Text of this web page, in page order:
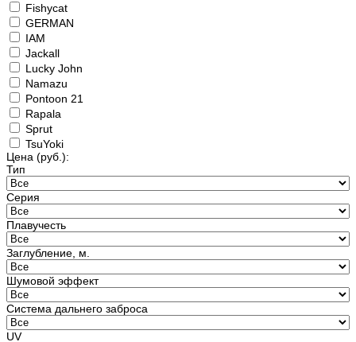
Fishycat
GERMAN
IAM
Jackall
Lucky John
Namazu
Pontoon 21
Rapala
Sprut
TsuYoki
Цена (руб.):
Тип
Серия
Плавучесть
Заглубление, м.
Шумовой эффект
Система дальнего заброса
UV